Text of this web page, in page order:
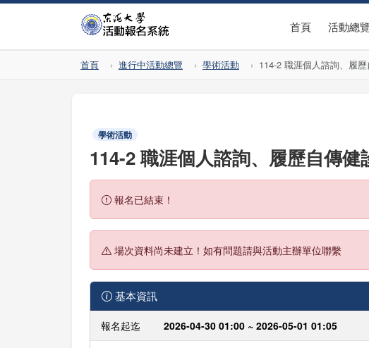
首頁 活動總覽
首頁 進行中活動總覽 學術活動 114-2 職涯個人諮詢、履
學術活動
114-2 職涯個人諮詢、履歷自傳
報名已結束！
場次資料尚未建立！如有問題請與活動主辦單位聯繫
基本資訊
報名起迄 2026-04-30 01:00 ~ 2026-05-01 01:05